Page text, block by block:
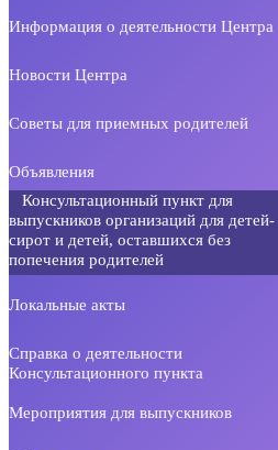
Информация о деятельности Центра
Новости Центра
Советы для приемных родителей
Объявления
Консультационный пункт для
выпускников организаций для детей-
сирот и детей, оставшихся без
попечения родителей
Локальные акты
Справка о деятельности
Консультационного пункта
Мероприятия для выпускников